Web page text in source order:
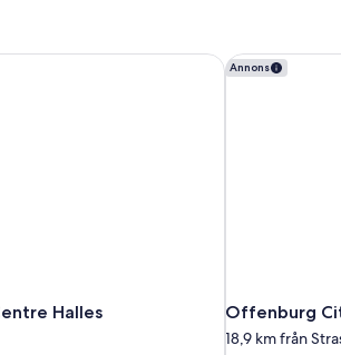
Halles
Halles Annons
Offenburg
18,9 km från
Offenburg